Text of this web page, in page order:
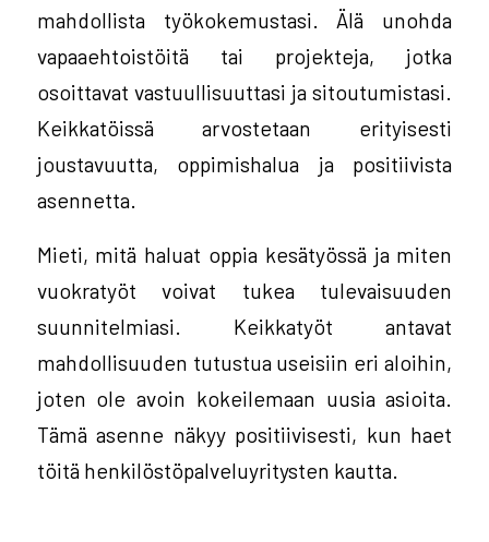
mahdollista työkokemustasi. Älä unohda
vapaaehtoistöitä tai projekteja, jotka
osoittavat vastuullisuuttasi ja sitoutumistasi.
Keikkatöissä arvostetaan erityisesti
joustavuutta, oppimishalua ja positiivista
asennetta.
Mieti, mitä haluat oppia kesätyössä ja miten
vuokratyöt voivat tukea tulevaisuuden
suunnitelmiasi. Keikkatyöt antavat
mahdollisuuden tutustua useisiin eri aloihin,
joten ole avoin kokeilemaan uusia asioita.
Tämä asenne näkyy positiivisesti, kun haet
töitä henkilöstöpalveluyritysten kautta.